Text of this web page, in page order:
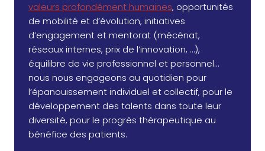
valeurs profondément humaines, opportunités
de mobilité et d’évolution, initiatives
d’engagement et mentorat (mécénat,
réseaux internes, prix de l’innovation, …),
équilibre de vie professionnel et personnel…
nous nous engageons au quotidien pour
l’épanouissement individuel et collectif, pour le
développement des talents dans toute leur
diversité, pour le progrès thérapeutique au
bénéfice des patients.